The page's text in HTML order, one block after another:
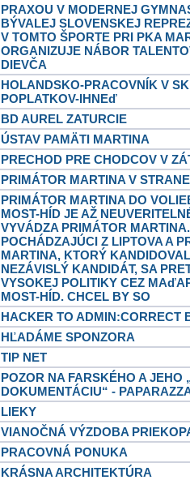
PRAXOU V MODERNEJ
BÝVALEJ SLOVENSKEJ
V TOMTO ŠPORTE PRI PKA
ORGANIZUJE NÁBOR
DIEVČA
HOLANDSKO-PRACOVNÍK V
POPLATKOV-IHNEď
BD AUREL ZATURCIE
ÚSTAV PAMÄTI MARTINA
PRECHOD PRE CHODCOV V
PRIMÁTOR MARTINA V
PRIMÁTOR MARTINA DO
MOST-HÍD JE AŽ
VYVÁDZA PRIMÁTOR
POCHÁDZAJÚCI Z LIPTOVA A
MARTINA, KTORÝ
NEZÁVISLÝ KANDIDÁT, SA
VYSOKEJ POLITIKY CEZ
MOST-HÍD. CHCEL BY SO
HACKER TO ADMIN:CORRECT
HĽADÁME SPONZORA
TIP NET
POZOR NA FARSKÉHO A JEHO
DOKUMENTÁCIU“ -
LIEKY
VIANOČNÁ VÝZDOBA
PRACOVNÁ PONUKA
KRÁSNA ARCHITEKTÚRA